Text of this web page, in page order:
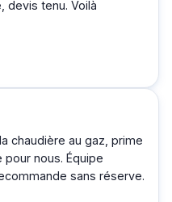
devis tenu. Voilà
chaudière au gaz, prime
nous. Équipe
sans réserve.